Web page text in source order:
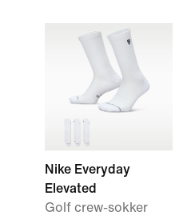
Nike Everyday
Elevated
Golf crew-sokker